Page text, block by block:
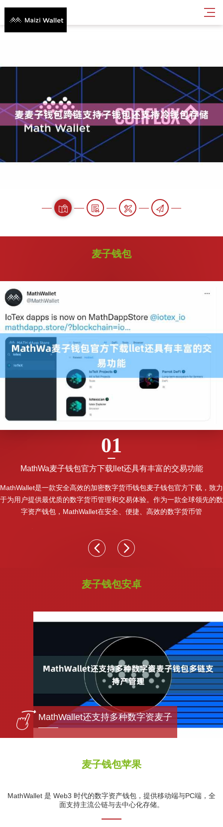
麦子钱包
01
MathWa麦子钱包官方下载llet还具有丰富的交易功能
MathWallet是一款安全高效的加密数字货币钱包麦子钱包官方下载，致力
于为用户提供最优质的数字货币管理和交易体验。作为一款全球领先的数
字资产钱包，MathWallet在安全、便捷、高效的数字货币管
麦子钱包安卓
链 MathWallet还支持多种数字资麦子
麦子钱包苹果
MathWallet 是 Web3 时代的数字资产钱包，提供移动端与PC端，全
面支持主流公链与去中心化存储。